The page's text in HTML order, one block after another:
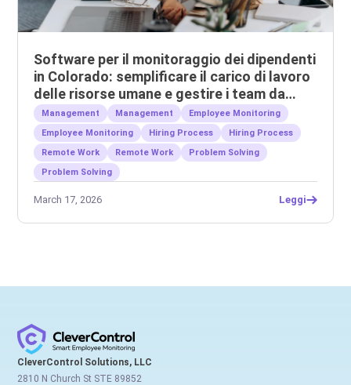
Software per il monitoraggio dei dipendenti
in Colorado: semplificare il carico di lavoro
delle risorse umane e gestire i team da
remoto.
Management Management
Employee Monitoring
Employee Monitoring
Hiring Process
Hiring Process
Remote Work
Remote Work
Problem Solving
Problem Solving
March 17, 2026 Leggi
CleverControl Solutions, LLC
2810 N Church St STE 89852